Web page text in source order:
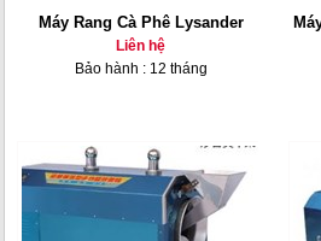
Máy Rang Cà Phê Lysander
Liên hệ
Bảo hành : 12 tháng